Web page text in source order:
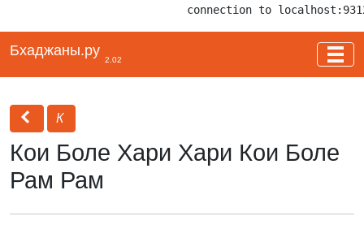
connection to
Бхаджаны.ру
2.02
К
Кои Боле Хари Хари Кои Боле
Рам Рам